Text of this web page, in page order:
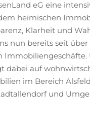
eG eine
heimischen
Klarheit und
nun bereits seit über
Immobiliengeschäfte.
dabei auf
im Bereich
und